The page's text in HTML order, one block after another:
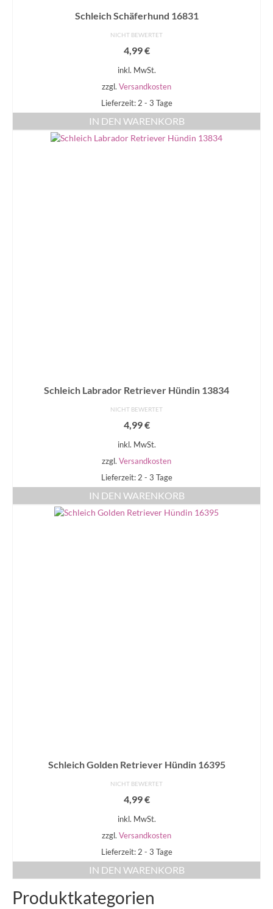
Schleich Schäferhund 16831
NICHT BEWERTET
4,99€
inkl. MwSt.
zzgl. Versandkosten
Lieferzeit: 2 - 3 Tage
IN DEN WARENKORB
Schleich Labrador Retriever Hündin 13834
NICHT BEWERTET
4,99€
inkl. MwSt.
zzgl. Versandkosten
Lieferzeit: 2 - 3 Tage
IN DEN WARENKORB
Schleich Golden Retriever Hündin 16395
NICHT BEWERTET
4,99€
inkl. MwSt.
zzgl. Versandkosten
Lieferzeit: 2 - 3 Tage
IN DEN WARENKORB
Produktkategorien